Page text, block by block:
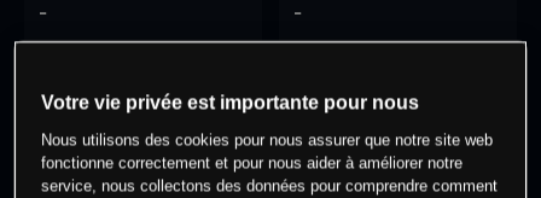
- -
0 % des clients ont une position à
cet actif
Votre vie privée est importante pour nous
Nous utilisons des cookies pour nous assurer que notre site web
fonctionne correctement et pour nous aider à améliorer notre
service, nous collectons des données pour comprendre comment